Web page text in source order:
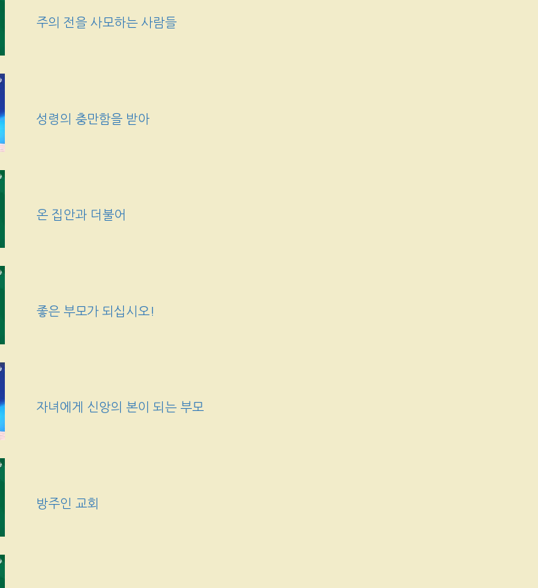
주의 전을 사모하는 사람들
성령의 충만함을 받아
온 집안과 더불어
좋은 부모가 되십시오!
자녀에게 신앙의 본이 되는 부모
방주인 교회